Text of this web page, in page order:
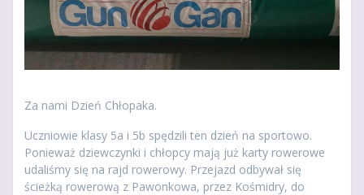
Za nami Dzień Chłopaka.
Uczniowie klasy 5a i 5b spędzili ten dzień na sportowo.
Ponieważ dziewczynki i chłopcy mają już karty rowerowe
udaliśmy się na rajd rowerowy. Przejazd odbywał się
ścieżką rowerową z Pawonkowa, przez Kośmidry, do